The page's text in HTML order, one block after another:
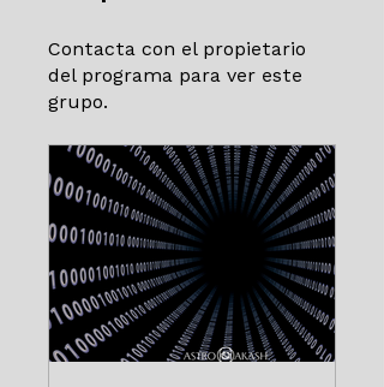
Contacta con el propietario
del programa para ver este
grupo.